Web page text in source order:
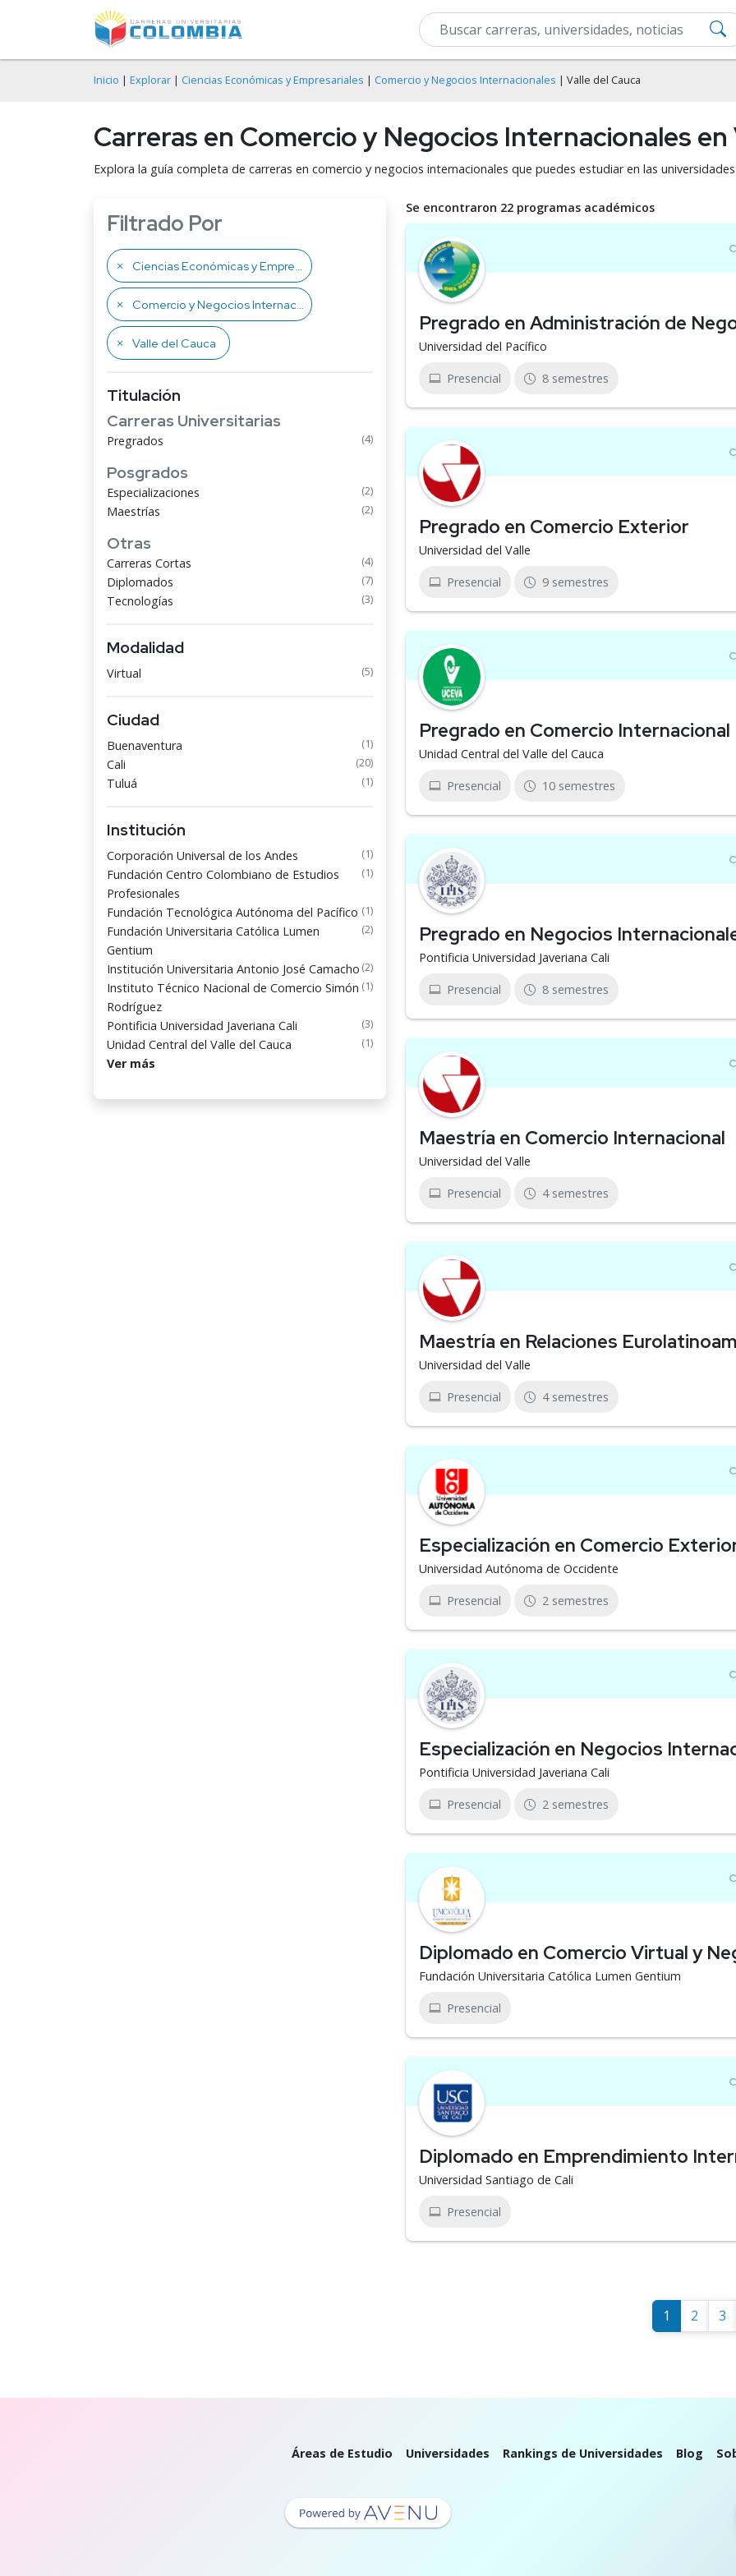
Inicio | Explorar | Ciencias Económicas y Empresariales | Comercio y Negocios Internacionales | Valle del Cauca
Carreras en Comercio y Negocios Internacionales en
Explora la guía completa de carreras en comercio y negocios internacionales que puedes estudiar en las
Filtrado Por
Ciencias Económicas y Empresariales
Comercio y Negocios Internacionales
Valle del Cauca
Titulación
Carreras Universitarias
Pregrados (4)
Posgrados
Especializaciones (2)
Maestrías (2)
Otras
Carreras Cortas (4)
Diplomados (7)
Tecnologías (3)
Modalidad
Virtual (5)
Ciudad
Buenaventura (1)
Cali (20)
Tuluá (1)
Institución
Corporación Universal de los Andes (1)
Fundación Centro Colombiano de Estudios
Profesionales
(1)
Fundación Tecnológica Autónoma del Pacífico (1)
Fundación Universitaria Católica Lumen
Gentium
(2)
Institución Universitaria Antonio José Camacho (2)
Instituto Técnico Nacional de Comercio Simón
Rodríguez
(1)
Pontificia Universidad Javeriana Cali (3)
Unidad Central del Valle del Cauca (1)
Ver más
Se encontraron 22 programas académicos
Pregrado en Administración de
Universidad del Pacífico
Presencial 8 semestres
Pregrado en Comercio Exterior
Universidad del Valle
Presencial 9 semestres
Pregrado en Comercio Internacional
Unidad Central del Valle del Cauca
Presencial 10 semestres
Pregrado en Negocios
Pontificia Universidad Javeriana Cali
Presencial 8 semestres
Maestría en Comercio Internacional
Universidad del Valle
Presencial 4 semestres
Maestría en Relaciones
Universidad del Valle
Presencial 4 semestres
Especialización en Comercio
Universidad Autónoma de Occidente
Presencial 2 semestres
Especialización en Negocios
Pontificia Universidad Javeriana Cali
Presencial 2 semestres
Diplomado en Comercio Virtual y
Fundación Universitaria Católica Lumen Gentium
Presencial
Diplomado en Emprendimiento
Universidad Santiago de Cali
Presencial
1 2 3
Áreas de Estudio Universidades Rankings de Universidades Blog